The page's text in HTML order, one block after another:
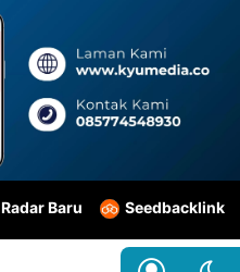
Radar Baru Seedbacklink